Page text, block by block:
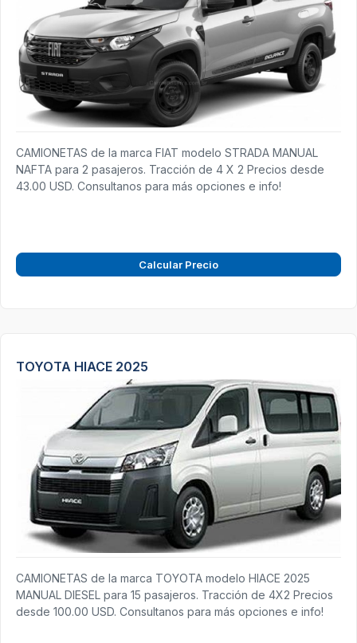
CAMIONETAS de la marca FIAT modelo STRADA MANUAL
NAFTA para 2 pasajeros. Tracción de 4 X 2 Precios desde
43.00 USD. Consultanos para más opciones e info!
Calcular Precio
TOYOTA HIACE 2025
CAMIONETAS de la marca TOYOTA modelo HIACE 2025
MANUAL DIESEL para 15 pasajeros. Tracción de 4X2 Precios
desde 100.00 USD. Consultanos para más opciones e info!